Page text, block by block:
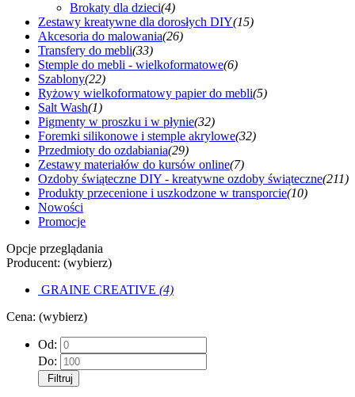
Brokaty dla dzieci(4)
Zestawy kreatywne dla dorosłych DIY(15)
Akcesoria do malowania(26)
Transfery do mebli(33)
Stemple do mebli - wielkoformatowe(6)
Szablony(22)
Ryżowy wielkoformatowy papier do mebli(5)
Salt Wash(1)
Pigmenty w proszku i w płynie(32)
Foremki silikonowe i stemple akrylowe(32)
Przedmioty do ozdabiania(29)
Zestawy materiałów do kursów online(7)
Ozdoby świąteczne DIY - kreatywne ozdoby świąteczne(211)
Produkty przecenione i uszkodzone w transporcie(10)
Nowości
Promocje
Opcje przeglądania
Producent: (wybierz)
GRAINE CREATIVE (4)
Cena: (wybierz)
Od:
Do:
Filtruj